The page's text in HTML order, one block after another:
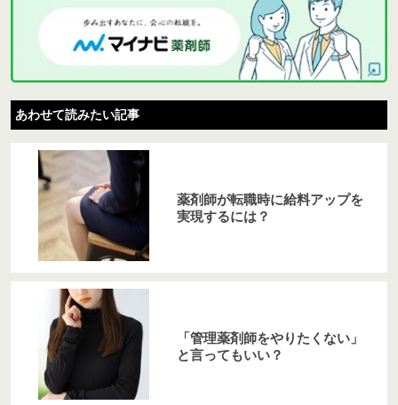
あわせて読みたい記事
薬剤師が転職時に給料アップを
実現するには？
「管理薬剤師をやりたくない」
と言ってもいい？